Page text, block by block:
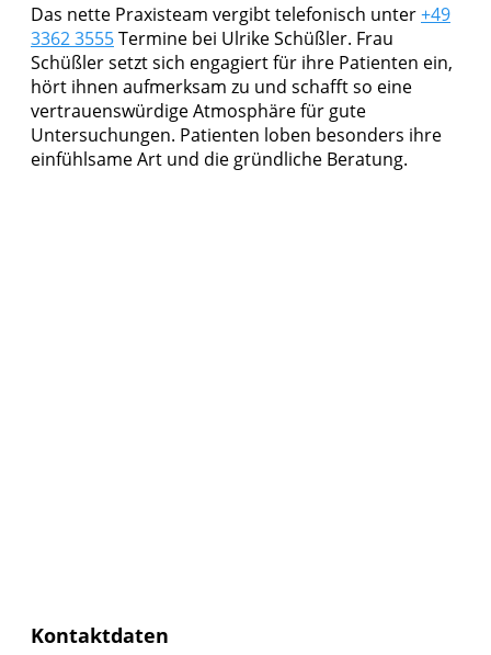
Das nette Praxisteam vergibt telefonisch unter+49
3362 3555Termine bei Ulrike Schüßler. Frau
Schüßler setzt sich engagiert für ihre Patienten ein,
hört ihnen aufmerksam zu und schafft so eine
vertrauenswürdige Atmosphäre für gute
Untersuchungen. Patienten loben besonders ihre
einfühlsame Art und die gründliche Beratung.
Kontaktdaten